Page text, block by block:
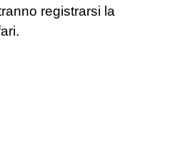
registrarsi la